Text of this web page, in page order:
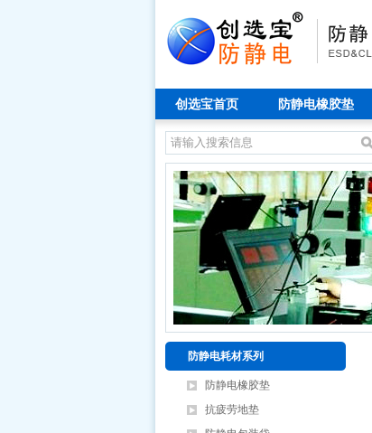
创选宝首页 防静电橡胶垫
防静电耗材系列
防静电橡胶垫
抗疲劳地垫